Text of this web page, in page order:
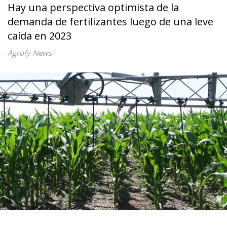
Hay una perspectiva optimista de la
demanda de fertilizantes luego de una leve
caída en 2023
Agrofy News